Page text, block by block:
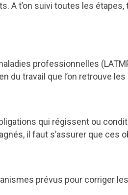
A t’on suivi toutes les
professionnelles
du travail que l’on retrouve
qui régissent ou
il faut s’assurer que ces
prévus pour corriger